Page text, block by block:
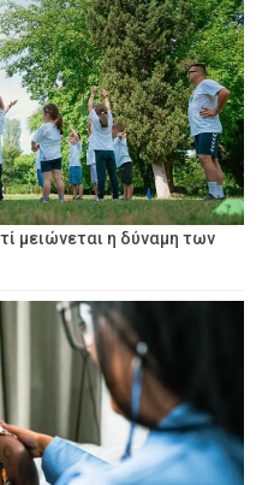
μειώνεται η δύναμη των